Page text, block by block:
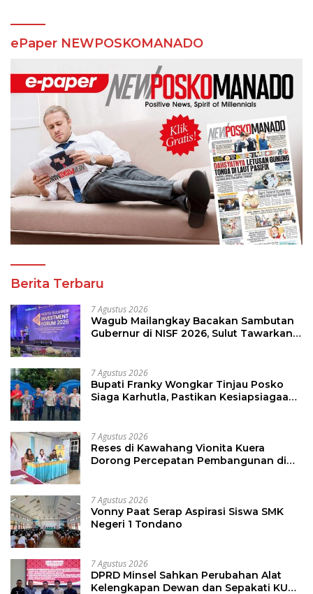
ePaper NEWPOSKOMANADO
Berita Terbaru
7 Agustus 2026
Wagub Mailangkay Bacakan Sambutan
Gubernur di NISF 2026, Sulut Tawarkan
7 Agustus 2026
Bupati Franky Wongkar Tinjau Posko
Siaga Karhutla, Pastikan Kesiapsiagaan
7 Agustus 2026
Reses di Kawahang Vionita Kuera
Dorong Percepatan Pembangunan di
7 Agustus 2026
Vonny Paat Serap Aspirasi Siswa SMK
Negeri 1 Tondano
7 Agustus 2026
DPRD Minsel Sahkan Perubahan Alat
Kelengkapan Dewan dan Sepakati KUA-